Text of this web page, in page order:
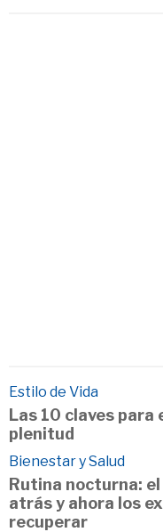
Estilo de Vida
Las 10 claves para
plenitud
Bienestar y Salud
Rutina nocturna:
atrás y ahora los
recuperar